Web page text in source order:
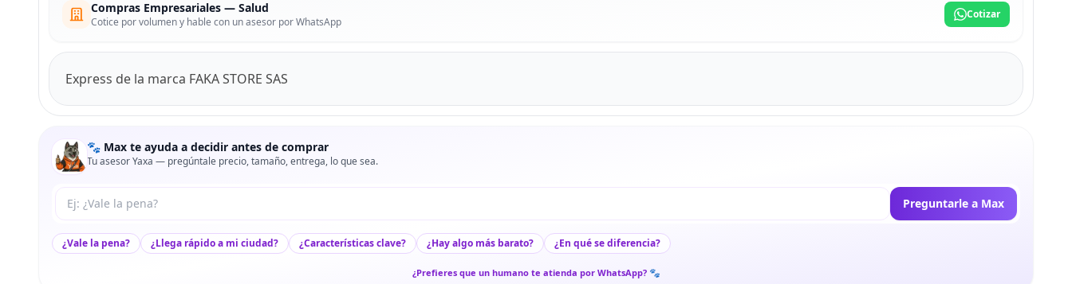
Compras Empresariales — Salud
Cotice por volumen y hable con un asesor por WhatsApp
Cotizar
Express de la marca FAKA STORE SAS
🐾 Max te ayuda a decidir antes de comprar
Tu asesor Yaxa — pregúntale precio, tamaño, entrega, lo que sea.
Tu pregunta a Max Preguntarle a Max
¿Vale la pena? ¿Llega rápido a mi ciudad? ¿Características clave? ¿Hay algo más barato? ¿En qué se diferencia?
¿Prefieres que un humano te atienda por WhatsApp? 🐾